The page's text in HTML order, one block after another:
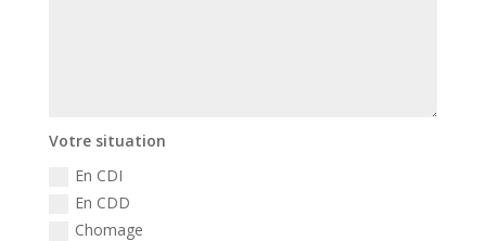
Votre situation
En CDI
En CDD
Chomage